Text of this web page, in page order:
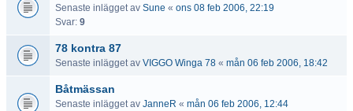
Senaste inlägget av Sune « ons 08 feb 2006, 22:19
Svar: 9
78 kontra 87
Senaste inlägget av VIGGO Winga 78 « mån 06 feb 2006, 18:42
Båtmässan
Senaste inlägget av JanneR « mån 06 feb 2006, 12:44